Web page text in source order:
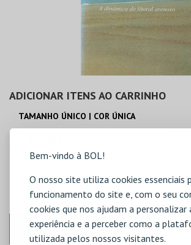
Bem-vindo à BOL!
O nosso site utiliza cookies essenciais
funcionamento do site e, com o seu
cookies que nos ajudam a personalizar
experiência e a perceber como a
utilizada pelos nossos visitantes.
ADICIONAR ITENS AO CARRINHO
TAMANHO ÚNICO | COR ÚNICA
ADICIONAR
ANTERIOR